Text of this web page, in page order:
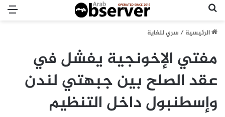
الرئيسية/ سري للغاية
مفتي الإخونجية يفشل في
عقد الصلح بين جبهتي لندن
وإسطنبول داخل التنظيم